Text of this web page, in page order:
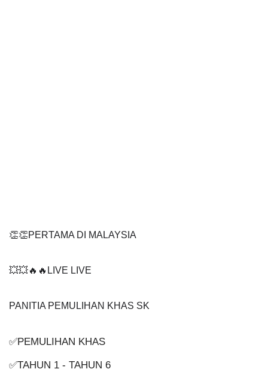
👏👏PERTAMA DI MALAYSIA
💥💥🔥🔥LIVE LIVE
PANITIA PEMULIHAN KHAS SK
✅PEMULIHAN KHAS
✅TAHUN 1 - TAHUN 6